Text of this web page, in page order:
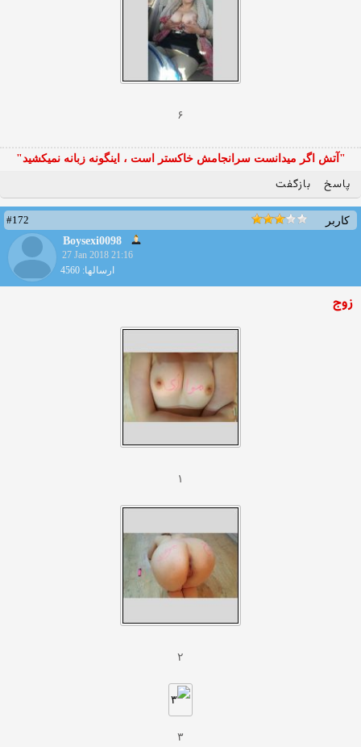
۶
"آتش اگر ميدانست سرانجامش خاكستر است ، اينگونه زبانه نميكشيد"
پاسخ بازگفت
کاربر
#172
Boysexi0098
27 Jan 2018 21:16
ارسالها: 4560
زوج
۱
۲
۳